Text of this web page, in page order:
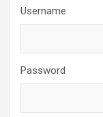
Username
Password